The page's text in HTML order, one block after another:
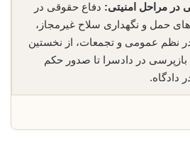
در مراحل امنیتی: دفاع حقوقی در
حمل و نگهداری سلاح غیرمجاز،
نظم عمومی و تجمعات، از نخستین
در دادسرا تا صدور حکم
دادگاه.